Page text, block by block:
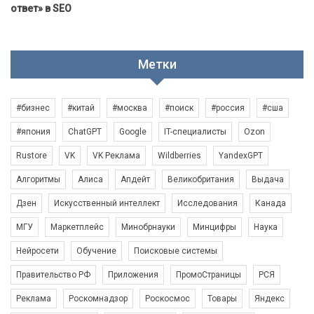
ответ» в SEO
Метки
#бизнес #китай #москва #поиск #россия #сша
#япония ChatGPT Google IT-специалисты Ozon
Rustore VK VK Реклама Wildberries YandexGPT
Алгоритмы Алиса Апдейт Великобритания Выдача
Дзен Искусственный интеллект Исследования Канада
МГУ Маркетплейс Минобрнауки Минцифры Наука
Нейросети Обучение Поисковые системы
Правительство РФ Приложения ПромоСтраницы РСЯ
Реклама Роскомнадзор Роскосмос Товары Яндекс